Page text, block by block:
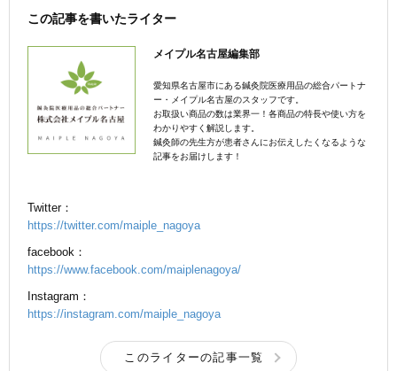
この記事を書いたライター
メイプル名古屋編集部
愛知県名古屋市にある鍼灸院医療用品の総合パートナ
ー・メイプル名古屋のスタッフです。
お取扱い商品の数は業界一！各商品の特長や使い方を
わかりやすく解説します。
鍼灸師の先生方が患者さんにお伝えしたくなるような
記事をお届けします！
Twitter：
https://twitter.com/maiple_nagoya
facebook：
https://www.facebook.com/maiplenagoya/
Instagram：
https://instagram.com/maiple_nagoya
このライターの記事一覧